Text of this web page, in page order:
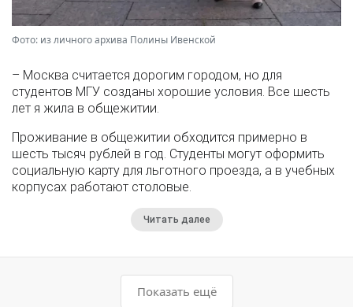
Фото: из личного архива Полины Ивенской
– Москва считается дорогим городом, но для
студентов МГУ созданы хорошие условия. Все шесть
лет я жила в общежитии.
Проживание в общежитии обходится примерно в
шесть тысяч рублей в год. Студенты могут оформить
социальную карту для льготного проезда, а в учебных
корпусах работают столовые.
Читать далее
Показать ещё